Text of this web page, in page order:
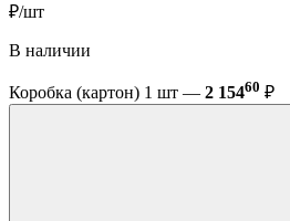
₽/шт
В наличии
Коробка (картон) 1 шт — 2 15460 ₽